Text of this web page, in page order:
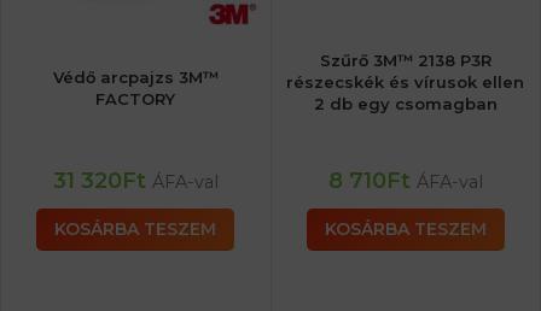
Védő arcpajzs 3M™
FACTORY
31 320Ft ÁFA-val
KOSÁRBA TESZEM
Szűrő 3M™ 2138 P3R
részecskék és vírusok ellen
2 db egy csomagban
8 710Ft ÁFA-val
KOSÁRBA TESZEM